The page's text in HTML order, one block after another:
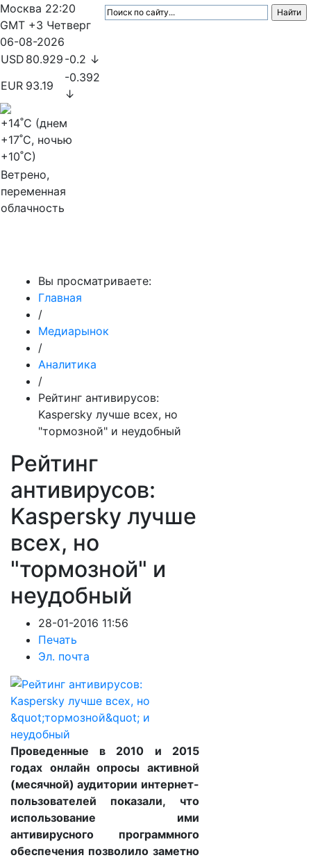
Москва 22:20
GMT +3 Четверг
06-08-2026
USD 80.929 -0.2 ↓
EUR 93.19
-0.392
↓
+14˚C (днем
+17˚C, ночью
+10˚C)
Ветрено,
переменная
облачность
Вы просматриваете:
Главная
/
Медиарынок
/
Аналитика
/
Рейтинг антивирусов:
Kaspersky лучше всех, но
"тормозной" и неудобный
Рейтинг
антивирусов:
Kaspersky лучше
всех, но
"тормозной" и
неудобный
28-01-2016 11:56
Печать
Эл. почта
Проведенные в 2010 и 2015
годах онлайн опросы активной
(месячной) аудитории интернет-
пользователей показали, что
использование ими
антивирусного программного
обеспечения позволило заметно